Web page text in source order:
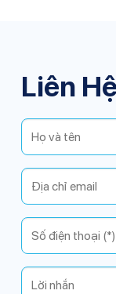
Liên Hệ